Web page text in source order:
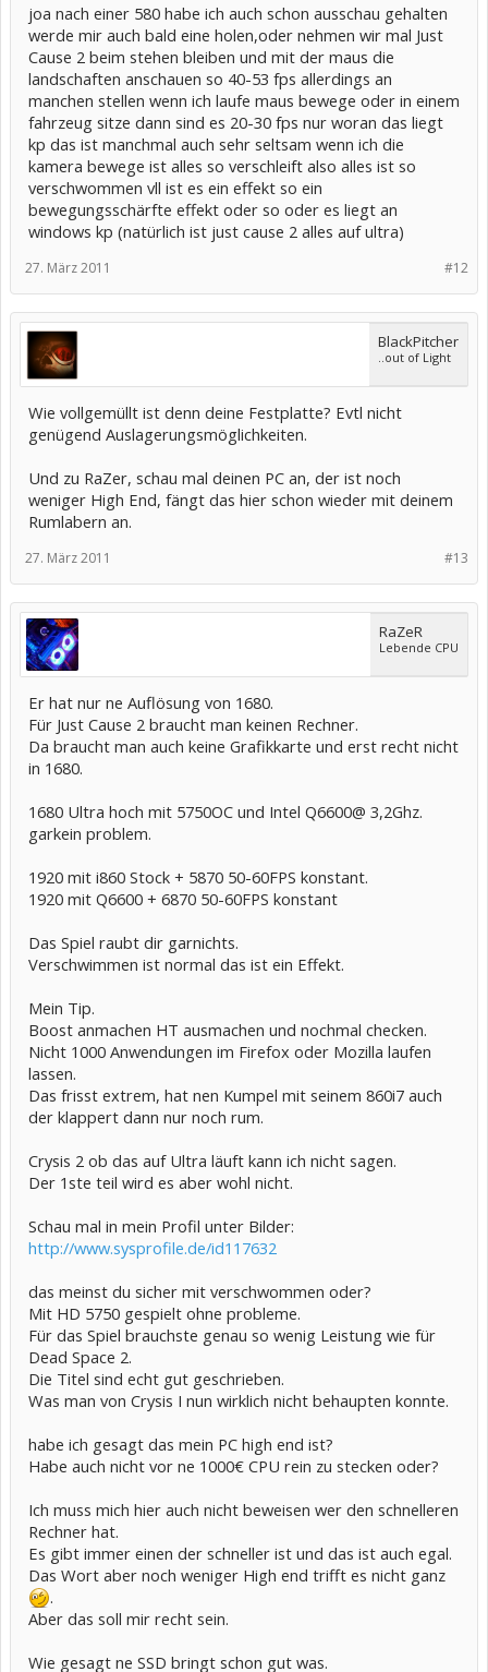
joa nach einer 580 habe ich auch schon ausschau gehalten
werde mir auch bald eine holen,oder nehmen wir mal Just
Cause 2 beim stehen bleiben und mit der maus die
landschaften anschauen so 40-53 fps allerdings an
manchen stellen wenn ich laufe maus bewege oder in einem
fahrzeug sitze dann sind es 20-30 fps nur woran das liegt
kp das ist manchmal auch sehr seltsam wenn ich die
kamera bewege ist alles so verschleift also alles ist so
verschwommen vll ist es ein effekt so ein
bewegungsschärfte effekt oder so oder es liegt an
windows kp (natürlich ist just cause 2 alles auf ultra)
#12
27. März 2011
BlackPitcher
..out of Light
Wie vollgemüllt ist denn deine Festplatte? Evtl nicht
genügend Auslagerungsmöglichkeiten.
Und zu RaZer, schau mal deinen PC an, der ist noch
weniger High End, fängt das hier schon wieder mit deinem
Rumlabern an.
#13
27. März 2011
RaZeR
Lebende CPU
Er hat nur ne Auflösung von 1680.
Für Just Cause 2 braucht man keinen Rechner.
Da braucht man auch keine Grafikkarte und erst recht nicht
in 1680.
1680 Ultra hoch mit 5750OC und Intel Q6600@ 3,2Ghz.
garkein problem.
1920 mit i860 Stock + 5870 50-60FPS konstant.
1920 mit Q6600 + 6870 50-60FPS konstant
Das Spiel raubt dir garnichts.
Verschwimmen ist normal das ist ein Effekt.
Mein Tip.
Boost anmachen HT ausmachen und nochmal checken.
Nicht 1000 Anwendungen im Firefox oder Mozilla laufen
lassen.
Das frisst extrem, hat nen Kumpel mit seinem 860i7 auch
der klappert dann nur noch rum.
Crysis 2 ob das auf Ultra läuft kann ich nicht sagen.
Der 1ste teil wird es aber wohl nicht.
Schau mal in mein Profil unter Bilder:
http://www.sysprofile.de/id117632
das meinst du sicher mit verschwommen oder?
Mit HD 5750 gespielt ohne probleme.
Für das Spiel brauchste genau so wenig Leistung wie für
Dead Space 2.
Die Titel sind echt gut geschrieben.
Was man von Crysis I nun wirklich nicht behaupten konnte.
habe ich gesagt das mein PC high end ist?
Habe auch nicht vor ne 1000€ CPU rein zu stecken oder?
Ich muss mich hier auch nicht beweisen wer den schnelleren
Rechner hat.
Es gibt immer einen der schneller ist und das ist auch egal.
Das Wort aber noch weniger High end trifft es nicht ganz
.
Aber das soll mir recht sein.
Wie gesagt ne SSD bringt schon gut was.